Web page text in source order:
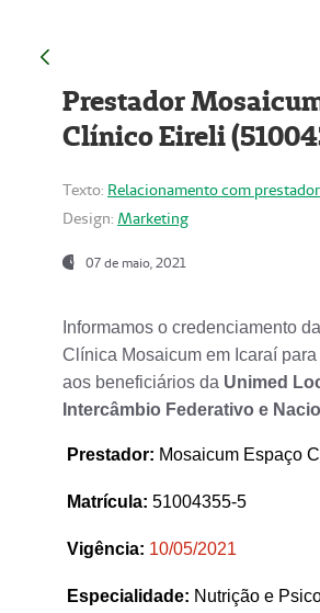
Prestador
Clínico Eireli
Texto: Relacionamento com prestador
Design: Marketing
07 de maio, 2021
Informamos o credenciamento
Clínica Mosaicum em Icaraí
aos beneficiários da Unimed
Intercâmbio Federativo e
Prestador: Mosaicum Espaço
Matrícula: 51004355-5
Vigência: 10/05/2021
Especialidade: Nutrição e